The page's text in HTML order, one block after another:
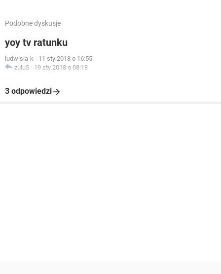
Podobne dyskusje
yoy tv ratunku
ludwisia-k - 11 sty 2018 o 16:55
zulu5 - 19 sty 2018 o 08:18
3 odpowiedzi